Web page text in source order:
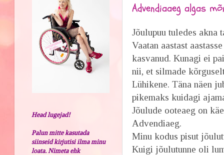
Advendiaaeg algas
Jõulupuu tuledes akna
Vaatan aastast
kasvanud. Kunagi ei
nii, et silmade
Lühikene. Täna näen
pikemaks kuidagi
Jõulude ooteaeg on
Advendiaeg.
Minu kodus pisut
Kuigi jõulutunne oli
Head lugejad!
Palun mitte kasutada
siinseid kirjutisi ilma minu
loata. Nimeta ehk